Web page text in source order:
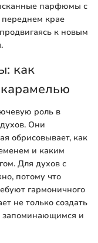
парфюмы с
крае
к новым
как
роль в
Они
обрисовывает, как
и каким
Для духов с
потому что
гармоничного
не только создать
запоминающимся и